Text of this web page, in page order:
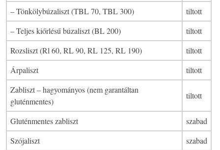
– Tönkölybúzaliszt (TBL 70, TBL 300)
tiltott
– Teljes kiőrlésű búzaliszt (BL 200)
tiltott
Rozsliszt (Rl 60, RL 90, RL 125, RL 190)
tiltott
Árpaliszt
tiltott
Zabliszt – hagyományos (nem garantáltan
gluténmentes)
tiltott
Gluténmentes zabliszt
szabad
Szójaliszt
szabad